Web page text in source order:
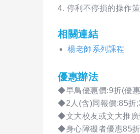
4. 停利不停損的操作
相關連結
楊老師系列課程
優惠辦法
◆早鳥優惠價:9折(優
◆2人(含)同報價:85折
◆文大校友或文大推
◆身心障礙者優惠85折